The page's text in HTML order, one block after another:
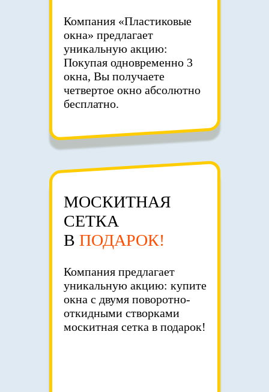
Компания «Пластиковые
окна» предлагает
уникальную акцию:
Покупая одновременно 3
окна, Вы получаете
четвертое окно абсолютно
бесплатно.
МОСКИТНАЯ
СЕТКА
В ПОДАРОК!
Компания предлагает
уникальную акцию: купите
окна с двумя поворотно-
откидными створками
москитная сетка в подарок!